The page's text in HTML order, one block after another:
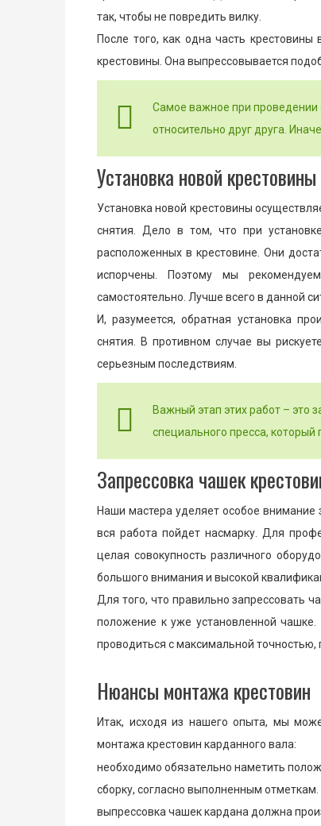
так, чтобы не повредить вилку.
После того, как одна часть крестовины
крестовины. Она выпрессовывается
Самое важное при проведении
относительно друг друга.
Установка новой
Установка новой крестовины
снятия. Дело в том, что при
расположенных в крестовине. Они
испорчены. Поэтому мы
самостоятельно. Лучше всего в данной
И, разумеется, обратная установка
снятия. В противном случае вы
серьезным последствиям.
Важный этап этих работ – это
специального пресса,
Запрессовка чашек
Наши мастера уделяет особое
вся работа пойдет насмарку. Для
целая совокупность различного
большого внимания и высокой
Для того, что правильно запрессовать
положение к уже установленной
проводиться с максимальной точностью,
Нюансы монтажа крестовин
Итак, исходя из нашего опыта, мы
монтажа крестовин карданного вала:
необходимо обязательно наметить
сборку, согласно выполненным
выпрессовка чашек кардана должна